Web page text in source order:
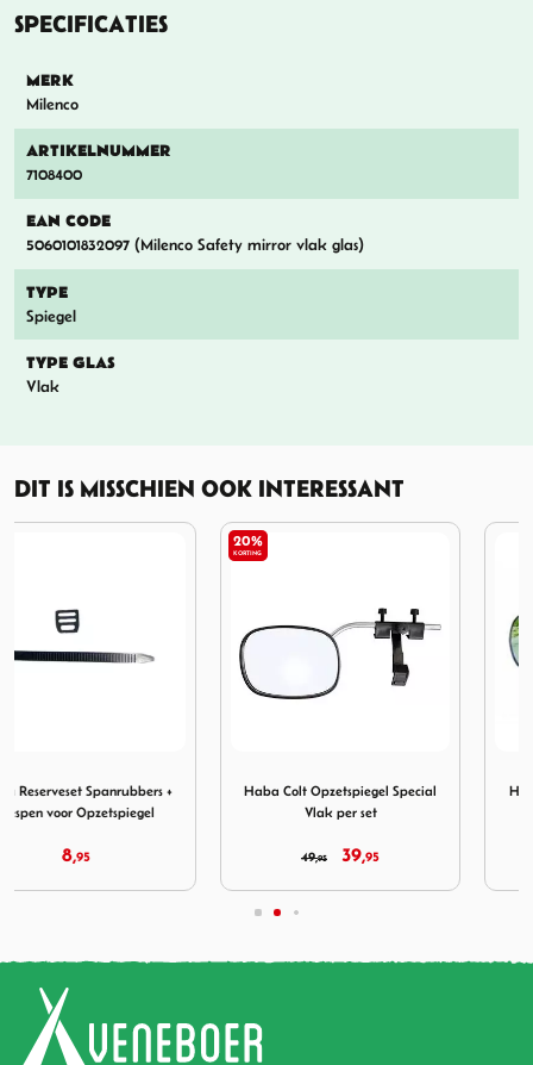
SPECIFICATIES
MERK
Milenco
ARTIKELNUMMER
7108400
EAN CODE
5060101832097 (Milenco Safety mirror vlak glas)
TYPE
Spiegel
TYPE GLAS
Vlak
DIT IS MISSCHIEN OOK INTERESSANT
Haba Colt Opzetspiegel Special
Vlak per set
Haba Cancun Opzetspiegel per